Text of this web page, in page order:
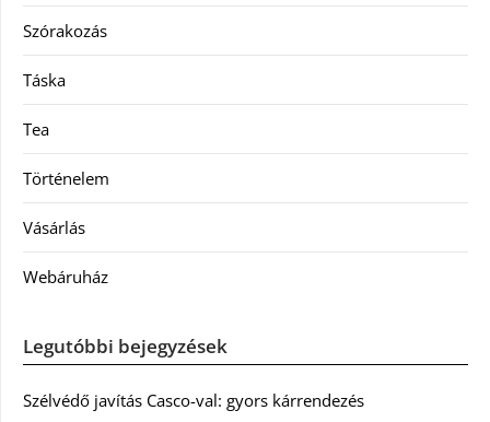
Szórakozás
Táska
Tea
Történelem
Vásárlás
Webáruház
Legutóbbi bejegyzések
Szélvédő javítás Casco-val: gyors kárrendezés